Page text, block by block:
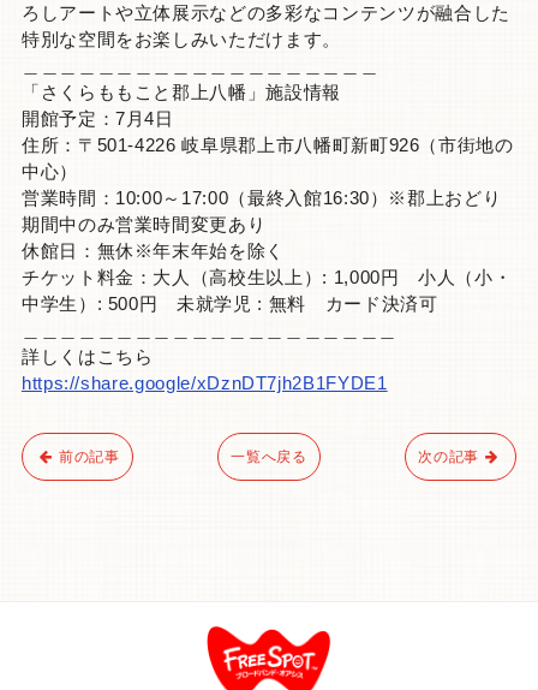
ろしアートや立体展示などの多彩なコンテンツが融合した
特別な空間をお楽しみいただけます。
「さくらももこと郡上八幡」施設情報
開館予定：7月4日
住所：〒501-4226 岐阜県郡上市八幡町新町926（市街地の
中心）
営業時間：10:00～17:00（最終入館16:30）※郡上おどり
期間中のみ営業時間変更あり
休館日：無休※年末年始を除く
チケット料金：大人（高校生以上）: 1,000円 小人（小・
中学生）: 500円 未就学児 : 無料 カード決済可
詳しくはこちら
https://share.google/xDznDT7jh2B1FYDE1
次の記事
一覧へ戻る
前の記事